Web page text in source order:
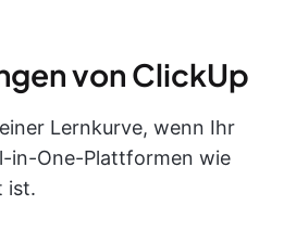
von ClickUp
Lernkurve, wenn Ihr
in-One-Plattformen wie
ist.